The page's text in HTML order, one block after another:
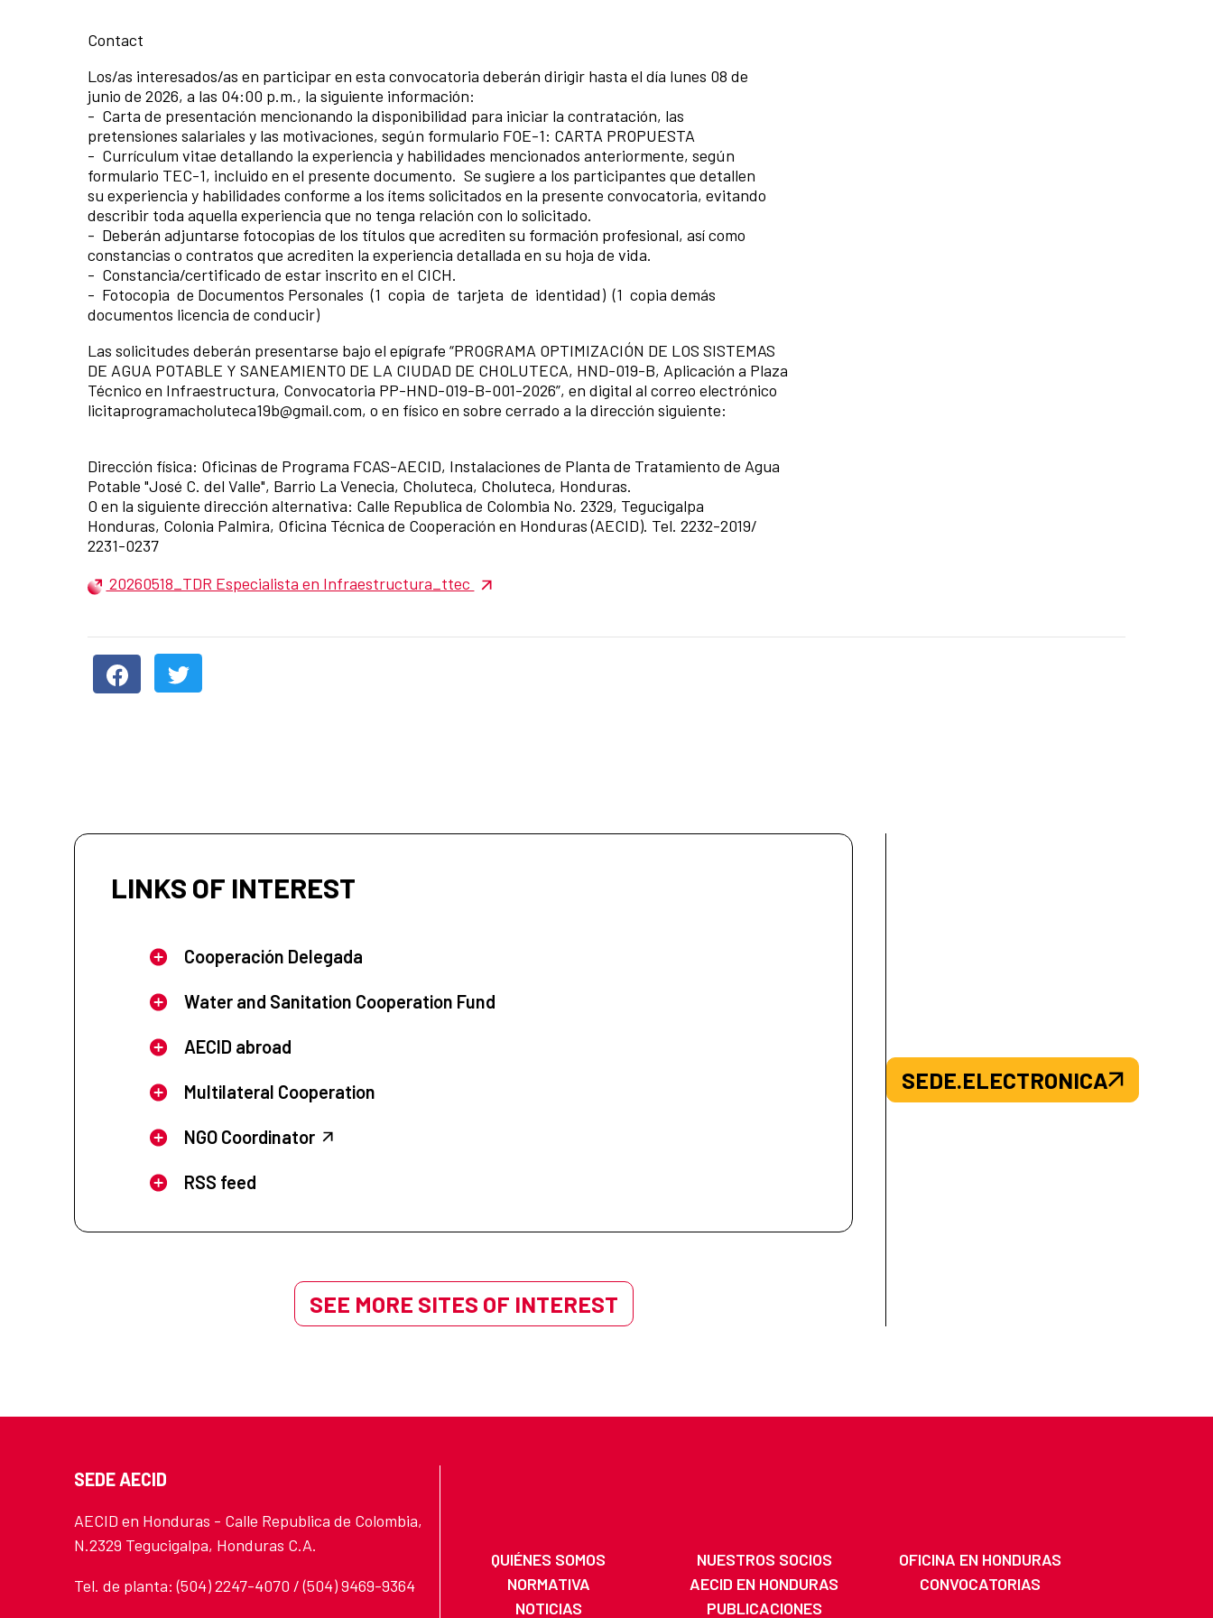
Contact
Los/as interesados/as en participar en esta convocatoria deberán dirigir hasta el día lunes 08 de
junio de 2026, a las 04:00 p.m., la siguiente información:
- Carta de presentación mencionando la disponibilidad para iniciar la contratación, las
pretensiones salariales y las motivaciones, según formulario FOE-1: CARTA PROPUESTA
- Currículum vitae detallando la experiencia y habilidades mencionados anteriormente, según
formulario TEC-1, incluido en el presente documento. Se sugiere a los participantes que detallen
su experiencia y habilidades conforme a los ítems solicitados en la presente convocatoria, evitando
describir toda aquella experiencia que no tenga relación con lo solicitado.
- Deberán adjuntarse fotocopias de los títulos que acrediten su formación profesional, así como
constancias o contratos que acrediten la experiencia detallada en su hoja de vida.
- Constancia/certificado de estar inscrito en el CICH.
- Fotocopia de Documentos Personales (1 copia de tarjeta de identidad) (1 copia demás
documentos licencia de conducir)
Las solicitudes deberán presentarse bajo el epígrafe “PROGRAMA OPTIMIZACIÓN DE LOS SISTEMAS
DE AGUA POTABLE Y SANEAMIENTO DE LA CIUDAD DE CHOLUTECA, HND-019-B, Aplicación a Plaza
Técnico en Infraestructura, Convocatoria PP-HND-019-B-001-2026”, en digital al correo electrónico
licitaprogramacholuteca19b@gmail.com, o en físico en sobre cerrado a la dirección siguiente:
Dirección física: Oficinas de Programa FCAS-AECID, Instalaciones de Planta de Tratamiento de Agua
Potable "José C. del Valle", Barrio La Venecia, Choluteca, Choluteca, Honduras.
O en la siguiente dirección alternativa: Calle Republica de Colombia No. 2329, Tegucigalpa
Honduras, Colonia Palmira, Oficina Técnica de Cooperación en Honduras (AECID). Tel. 2232-2019/
2231-0237
20260518_TDR Especialista en Infraestructura_ttec
LINKS OF INTEREST
Cooperación Delegada
Water and Sanitation Cooperation Fund
AECID abroad
Multilateral Cooperation
NGO Coordinator
RSS feed
SEE MORE SITES OF INTEREST
SEDE.ELECTRONICA
SEDE AECID
AECID en Honduras - Calle Republica de Colombia,
N.2329 Tegucigalpa, Honduras C.A.
Tel. de planta: (504) 2247-4070 / (504) 9469-9364
QUIÉNES SOMOS NUESTROS SOCIOS
OFICINA EN HONDURAS
NORMATIVA
AECID EN HONDURAS
CONVOCATORIAS
NOTICIAS
PUBLICACIONES